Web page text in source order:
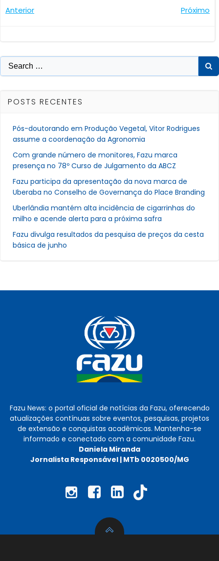
Navegação
Post
Anterior
Post
Próximo
Search
for:
POSTS RECENTES
Pós-doutorando em Produção Vegetal, Vitor Rodrigues
assume a coordenação da Agronomia
Com grande número de monitores, Fazu marca
presença no 78º Curso de Julgamento da ABCZ
Fazu participa da apresentação da nova marca de
Uberaba no Conselho de Governança do Place Branding
Uberlândia mantém alta incidência de cigarrinhas do
milho e acende alerta para a próxima safra
Fazu divulga resultados da pesquisa de preços da cesta
básica de junho
Fazu News: o portal oficial de notícias da Fazu, oferecendo
atualizações contínuas sobre eventos, pesquisas, projetos
de extensão e conquistas acadêmicas. Mantenha-se
informado e conectado com a comunidade Fazu.
Daniela Miranda
Jornalista Responsável | MTb 0020500/MG